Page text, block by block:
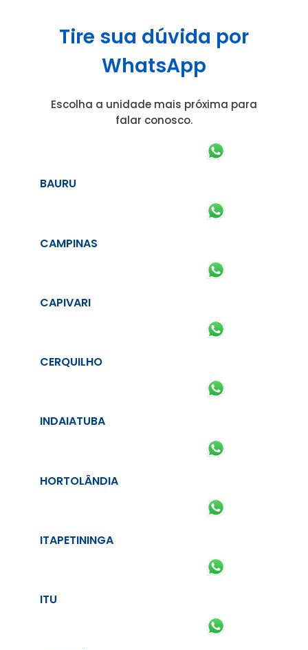
Tire sua dúvida por
WhatsApp
Escolha a unidade mais próxima para
falar conosco.
BAURU
CAMPINAS
CAPIVARI
CERQUILHO
INDAIATUBA
HORTOLÂNDIA
ITAPETININGA
ITU